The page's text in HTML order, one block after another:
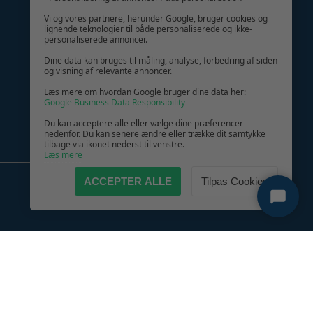
GIV GLÆDE MED ET GAVEKORT!
Vi og vores partnere, herunder Google, bruger cookies og
lignende teknologier til både personaliserede og ikke-
personaliserede annoncer.
Dine data kan bruges til måling, analyse, forbedring af siden
og visning af relevante annoncer.
Læs mere om hvordan Google bruger dine data her:
Google Business Data Responsibility
Du kan acceptere alle eller vælge dine præferencer
nedenfor. Du kan senere ændre eller trække dit samtykke
tilbage via ikonet nederst til venstre.
Læs mere
ACCEPTER ALLE Tilpas Cookies